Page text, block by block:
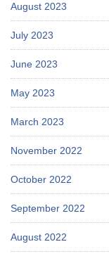
August 2023
July 2023
June 2023
May 2023
March 2023
November 2022
October 2022
September 2022
August 2022